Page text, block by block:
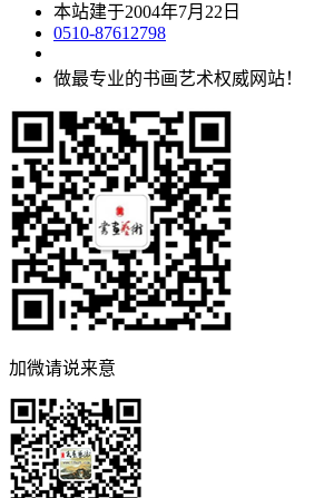
本站建于2004年7月22日
0510-87612798
做最专业的书画艺术权威网站！
加微请说来意